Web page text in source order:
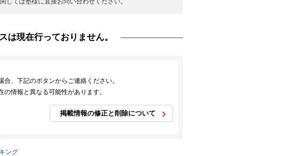
現在行っておりません。
、下記のボタンからご連絡ください。
情報と異なる可能性があります。
掲載情報の修正と削除について